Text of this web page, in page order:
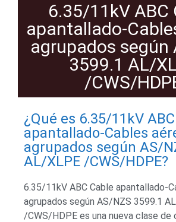
6.35/11kV ABC
apantallado-
agrupados según
3599.1 AL/
/CWS/
¿Qué es 6.35/11kV
apantallado-Cables
agrupados según AS/
AL/XLPE /CWS/HDPE?
6.35/11kV ABC Cable apantallado-
agrupados según AS/NZS 3599.1
/CWS/HDPE es una nueva clase de